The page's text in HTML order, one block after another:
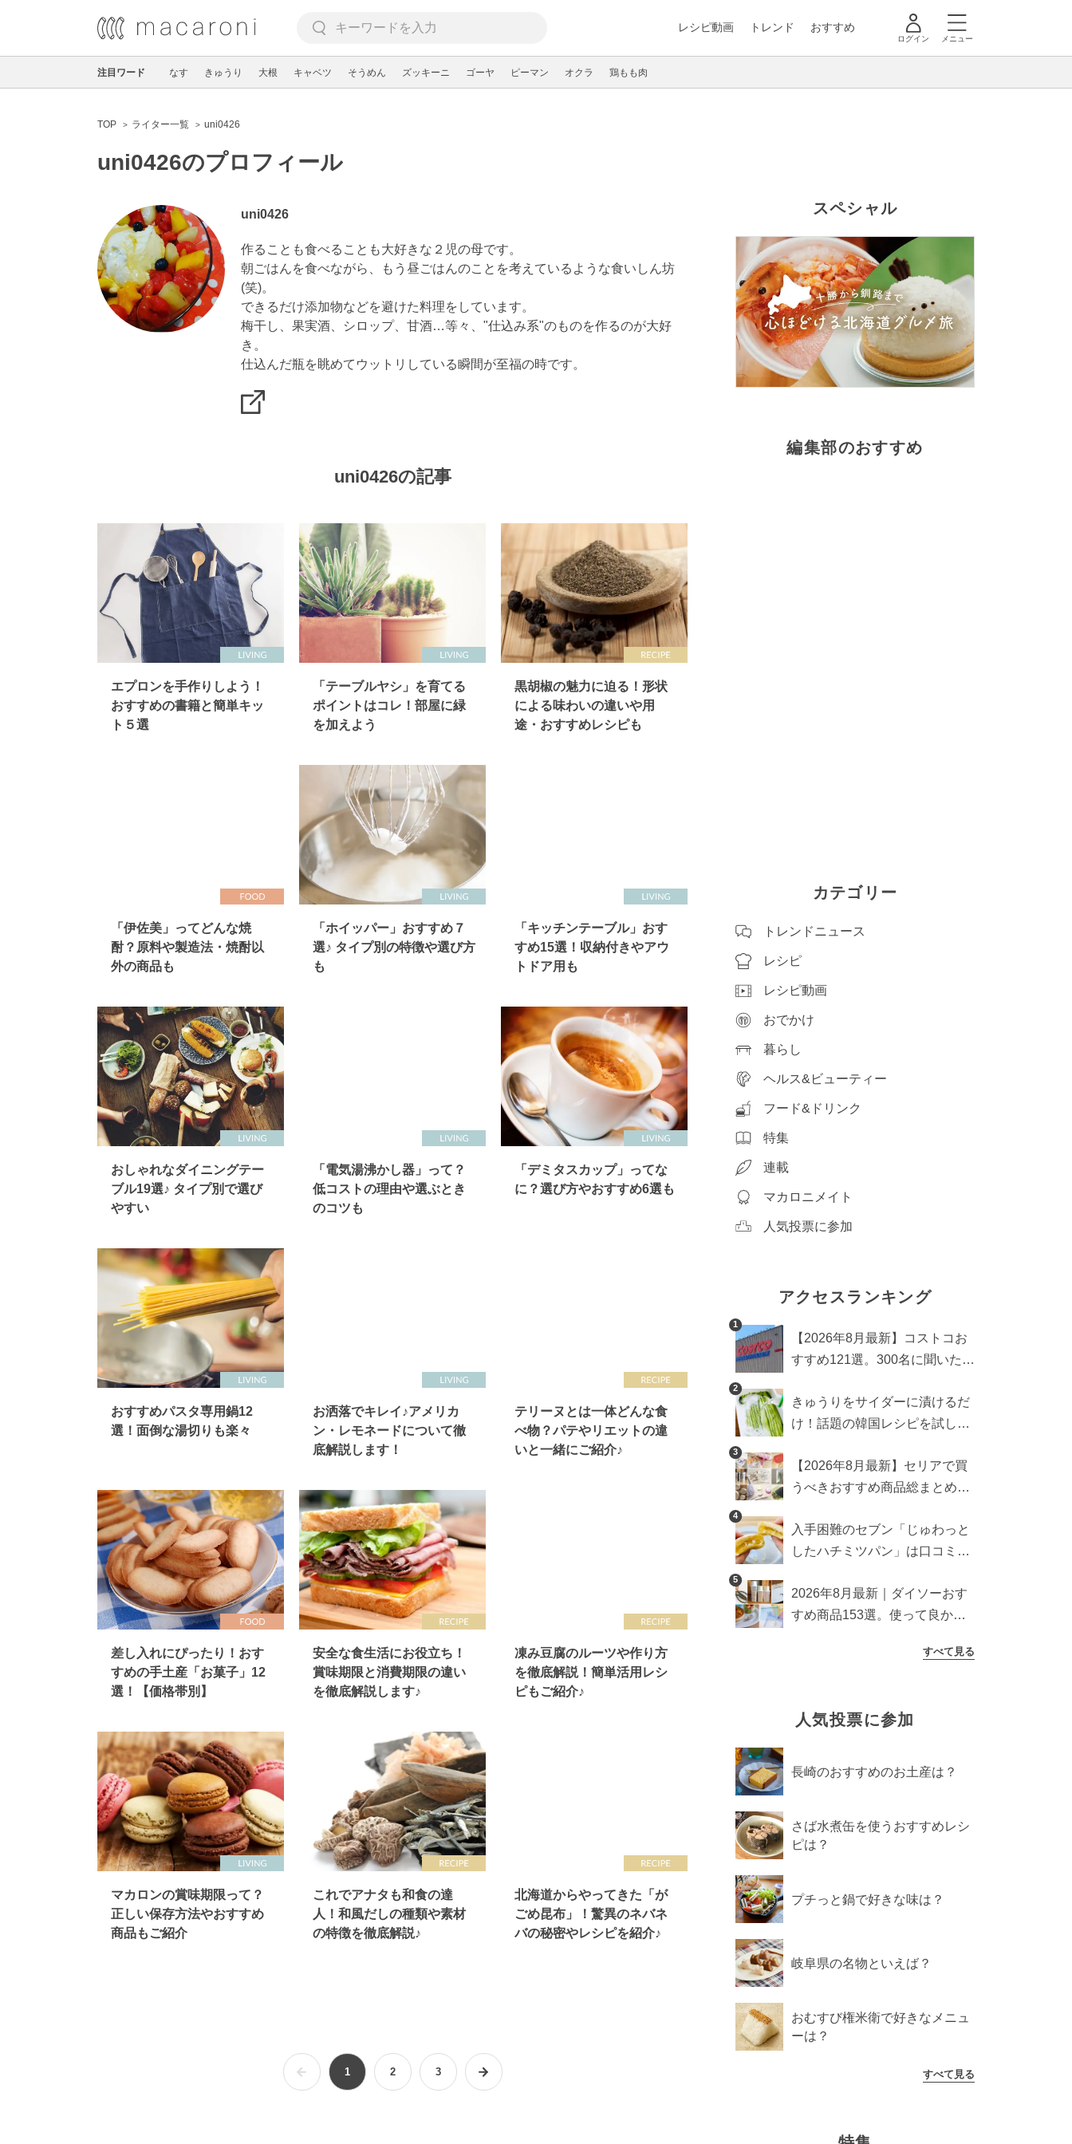
レシピ動画 トレンド おすすめ
ログイン メニュー
注目ワード なす きゅうり 大根 キャベツ そうめん ズッキーニ ゴーヤ ピーマン オクラ 鶏もも肉
TOP ライター一覧 uni0426
uni0426のプロフィール
uni0426
作ることも食べることも大好きな２児の母です。
朝ごはんを食べながら、もう昼ごはんのことを考えているような食いしん坊
(笑)。
できるだけ添加物などを避けた料理をしています。
梅干し、果実酒、シロップ、甘酒…等々、"仕込み系"のものを作るのが大好
き。
uni0426の記事
エプロンを手作りしよう！
おすすめの書籍と簡単キッ
ト５選
「テーブルヤシ」を育てる
ポイントはコレ！部屋に緑
を加えよう
黒胡椒の魅力に迫る！形状
による味わいの違いや用
途・おすすめレシピも
「伊佐美」ってどんな焼
酎？原料や製造法・焼酎以
外の商品も
「ホイッパー」おすすめ７
選♪ タイプ別の特徴や選び方
も
「キッチンテーブル」おす
すめ15選！収納付きやアウ
トドア用も
おしゃれなダイニングテー
ブル19選♪ タイプ別で選び
やすい
「電気湯沸かし器」って？
低コストの理由や選ぶとき
のコツも
「デミタスカップ」ってな
に？選び方やおすすめ6選も
おすすめパスタ専用鍋12
選！面倒な湯切りも楽々
お洒落でキレイ♪アメリカ
ン・レモネードについて徹
底解説します！
テリーヌとは一体どんな食
べ物？パテやリエットの違
いと一緒にご紹介♪
差し入れにぴったり！おす
すめの手土産「お菓子」12
選！【価格帯別】
安全な食生活にお役立ち！
賞味期限と消費期限の違い
を徹底解説します♪
凍み豆腐のルーツや作り方
を徹底解説！簡単活用レシ
ピもご紹介♪
マカロンの賞味期限って？
正しい保存方法やおすすめ
商品もご紹介
これでアナタも和食の達
人！和風だしの種類や素材
の特徴を徹底解説♪
北海道からやってきた「が
ごめ昆布」！驚異のネバネ
バの秘密やレシピを紹介♪
1 2 3
スペシャル
編集部のおすすめ
カテゴリー
トレンドニュース
レシピ
レシピ動画
おでかけ
暮らし
ヘルス&ビューティー
フード&ドリンク
特集
連載
マカロニメイト
人気投票に参加
アクセスランキング
1
【2026年8月最新】コストコお
すすめ121選。300名に聞いた買
め商品も
2
きゅうりをサイダーに漬けるだ
け！話題の韓国レシピを試した
3
【2026年8月最新】セリアで買
うべきおすすめ商品総まとめ。
4
入手困難のセブン「じゅわっと
したハチミツパン」は口コミ通
検証
5
2026年8月最新｜ダイソーおす
すめ商品153選。使って良かっ
すべて見る
人気投票に参加
長崎のおすすめのお土産は？
さば水煮缶を使うおすすめレシ
ピは？
プチっと鍋で好きな味は？
岐阜県の名物といえば？
おむすび権米衛で好きなメニュ
ーは？
すべて見る